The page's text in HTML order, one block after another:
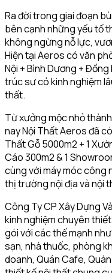
Ra đời trong giai đoạn
bên cạnh những yếu tố
không ngừng nỗ lực,
Hiện tại Aeros có văn
Nội + Bình Dương +
trúc sư có kinh nghiệm
thất.
Từ xưởng mộc nhỏ
nay Nội Thất Aeros đã
Thất Gỗ 5000m2 + 1
Cáo 300m2 & 1
cùng với máy móc công
thị trường nội địa và nội
Công Ty CP Xây Dựng
kinh nghiệm chuyên
gói với các thế mạnh
sạn, nhà thuốc, phòng
doanh, Quán Cafe,